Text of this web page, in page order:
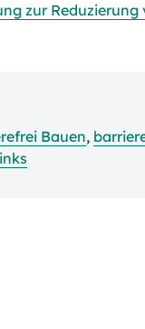
zur Reduzierung
Bauen,